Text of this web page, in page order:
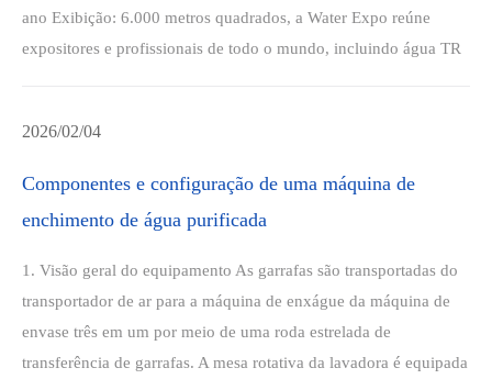
ano Exibição: 6.000 metros quadrados, a Water Expo reúne
expositores e profissionais de todo o mundo, incluindo água TR
2026/02/04
Componentes e configuração de uma máquina de
enchimento de água purificada
1. Visão geral do equipamento As garrafas são transportadas do
transportador de ar para a máquina de enxágue da máquina de
envase três em um por meio de uma roda estrelada de
transferência de garrafas. A mesa rotativa da lavadora é equipada